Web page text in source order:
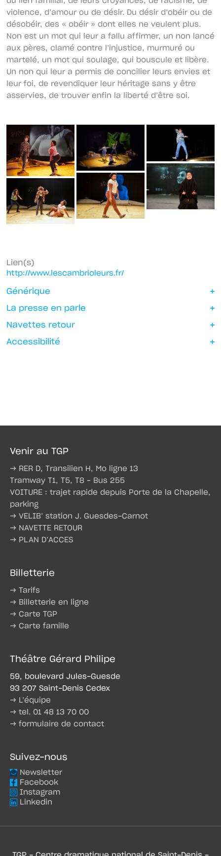
violence, d’amour ou de désir. Du désir d’obéir ou de
désobéir, des « obéir » dont elles ne veulent plus.
Non est un mot qui leur a fallu affirmer, un non lancé
aux pères, clamé contre l’injustice, murmuré ou
martelé, un mot qui soulage, qui bouscule et libère.
Un non qui leur a permis de concilier leurs envies et
leur foi, de revendiquer leur héritage sans y être
asservies, de trouver enfin la liberté d’être soi.
Lien(s)
http://www.lescambrioleurs.fr/
Générique
La presse en parle
Navettes retour
Accessibilité
Venir au TGP
→ RER D, Transilien H, Mo ligne 13
Tramway T1, T5, T8 – Bus 255
VOITURE : trajet rapide depuis Porte de la Chapelle,
parking
→ VELIB’ station J. Guesdes-Carnot
→ NAVETTE RETOUR
→ PLAN D’ACCES
Billetterie
→ Tarifs
→ Billetterie en ligne
→ Carte TGP
→ Carte famille
Théâtre Gérard Philipe
59, boulevard Jules-Guesde
93 207 Saint-Denis Cedex
→ L’équipe
→ tel. 01 48 13 70 00
→ formulaire de contact
Suivez-nous
Newsletter
Facebook
Instagram
Linkedin